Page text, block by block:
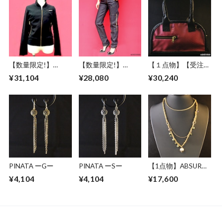
【数量限定!】
黒 BLACK 金 サテン
アブサード
THUNDR
BOLT（B）
¥31,104
【数量限定!】
トレート ブラック
ドウォームポケット
ゴールドステッチ
ジーンズ アブサー
ド RAMMSTEIN
¥28,080
【１点物】【受注制
ダーメイド カバン
めポケット オース
トリッチ パイピン
グ フェイクレザー
アブサード
SNOWKIN２
（PB）
¥30,240
PINATA ーGー
¥4,104
PINATA ーSー
¥4,104
【1点物】ABSURD
ース 66㎝ サイズ調
¥17,600